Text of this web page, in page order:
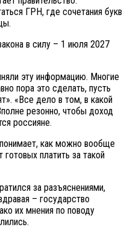
ГРН, где сочетания букв
в силу – 1 июля 2027
эту информацию. Многие
пора это сделать, пусть
«Все дело в том, в какой
резонно, чтобы доход
россияне.
как можно вообще
платить за такой
за разъяснениями,
– государство
их мнения по поводу